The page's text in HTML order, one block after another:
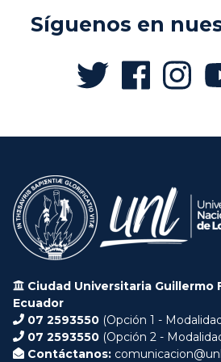
Síguenos en
Ciudad Universitaria Guillermo
Ecuador
07 2593550 (Opción 1 -
07 2593550 (Opción 2 -
Contáctanos: